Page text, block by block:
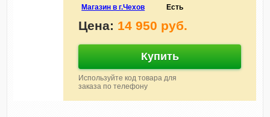
Магазин в г.Чехов
Есть
Цена: 14 950 руб.
Купить
Используйте код товара для
заказа по телефону